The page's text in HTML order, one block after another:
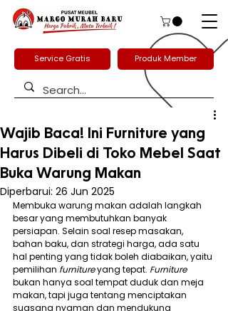
Service Gratis Produk Member
Wajib Baca! Ini Furniture yang
Harus Dibeli di Toko Mebel Saat
Buka Warung Makan
Diperbarui: 26 Jun 2025
Membuka warung makan adalah langkah
besar yang membutuhkan banyak
persiapan. Selain soal resep masakan,
bahan baku, dan strategi harga, ada satu
hal penting yang tidak boleh diabaikan, yaitu
pemilihan furniture yang tepat. Furniture
bukan hanya soal tempat duduk dan meja
makan, tapi juga tentang menciptakan
suasana nyaman dan mendukung